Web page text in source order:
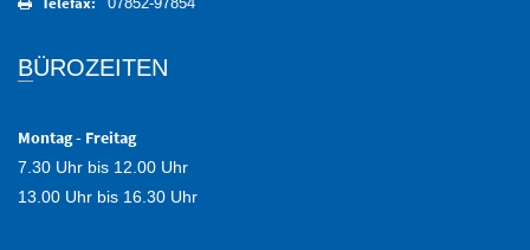
BÜROZEITEN
Montag - Freitag
7.30 Uhr bis 12.00 Uhr
13.00 Uhr bis 16.30 Uhr